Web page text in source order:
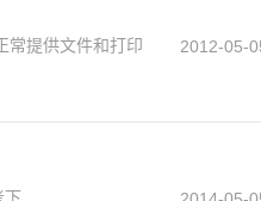
常提供文件和打印
2012-05-